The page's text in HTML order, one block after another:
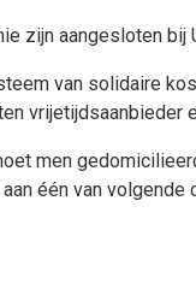
zijn aangesloten bij
van solidaire
vrijetijdsaanbieder
men
één van volgende